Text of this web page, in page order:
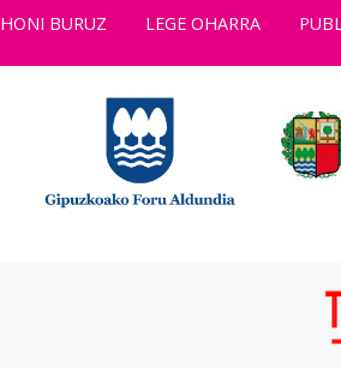
HONI BURUZ LEGE OHARRA